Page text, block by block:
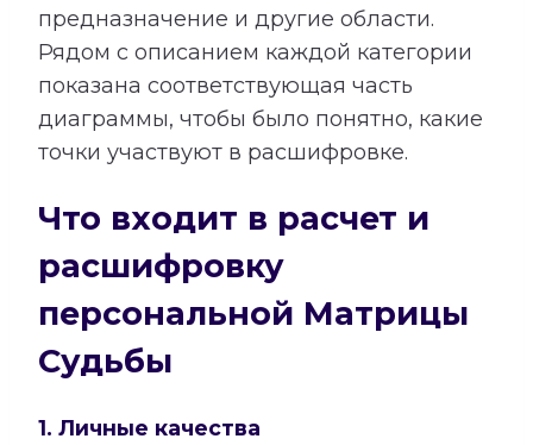
предназначение и другие области.
Рядом с описанием каждой категории
показана соответствующая часть
диаграммы, чтобы было понятно, какие
точки участвуют в расшифровке.
Что входит в расчет и
расшифровку
персональной Матрицы
Судьбы
1. Личные качества